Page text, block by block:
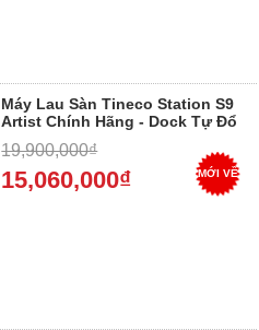
Máy Lau Sàn Tineco Station S9
Artist Chính Hãng - Dock Tự Đổ
Rác, Tự Vệ Sinh, Bảo Hành 24
Tháng 2026
19,900,000₫
15,060,000₫ MỚI VỀ